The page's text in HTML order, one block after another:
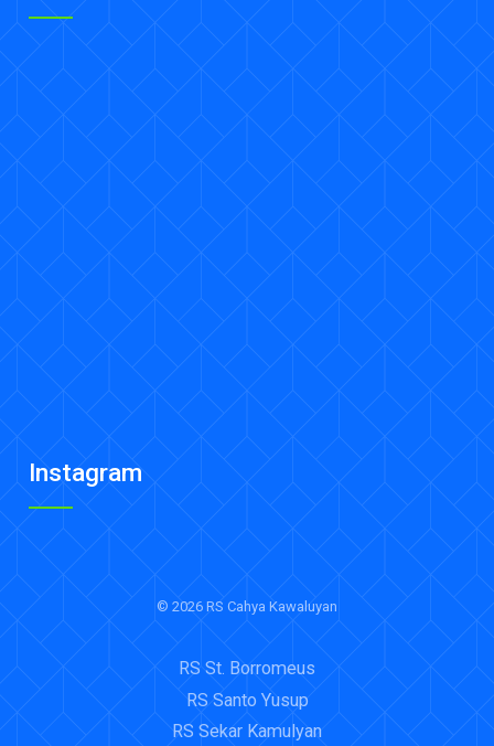
Instagram
© 2026 RS Cahya Kawaluyan
RS St. Borromeus
RS Santo Yusup
RS Sekar Kamulyan